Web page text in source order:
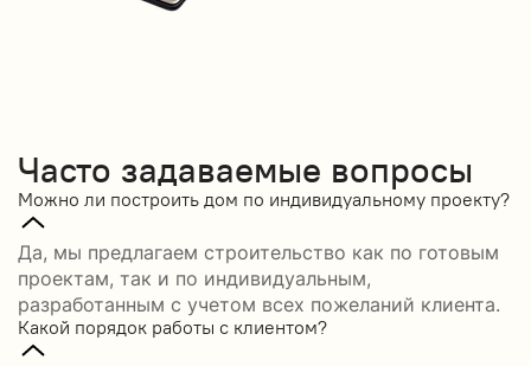
Часто задаваемые вопросы
Можно ли построить дом по индивидуальному проекту?
Да, мы предлагаем строительство как по готовым
проектам, так и по индивидуальным,
разработанным с учетом всех пожеланий клиента.
Какой порядок работы с клиентом?